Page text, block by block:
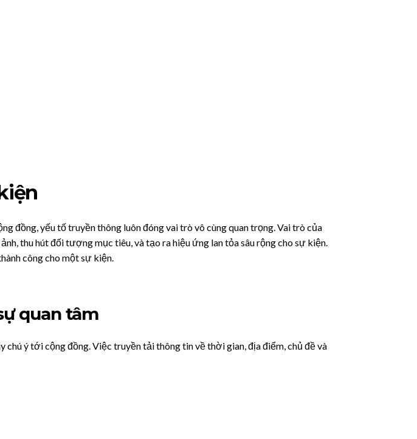
đồng, yếu tố truyền thông luôn đóng vai trò vô cùng quan trọng. Vai trò của
thu hút đối tượng mục tiêu, và tạo ra hiệu ứng lan tỏa sâu rộng cho sự kiện.
công cho một sự kiện.
quan tâm
ý tới cộng đồng. Việc truyền tải thông tin về thời gian, địa điểm, chủ đề và